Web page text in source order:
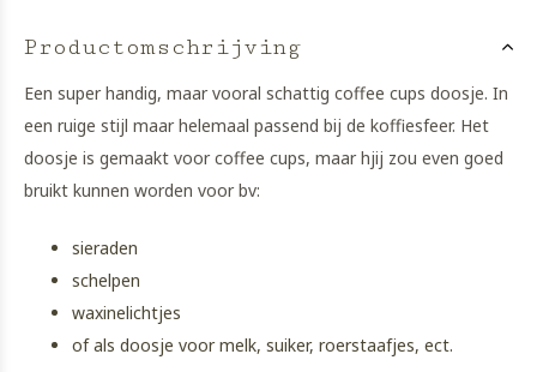
Productomschrijving
Een super handig, maar vooral schattig coffee cups doosje. In
een ruige stijl maar helemaal passend bij de koffiesfeer. Het
doosje is gemaakt voor coffee cups, maar hjij zou even goed
bruikt kunnen worden voor bv:
sieraden
schelpen
waxinelichtjes
of als doosje voor melk, suiker, roerstaafjes, ect.